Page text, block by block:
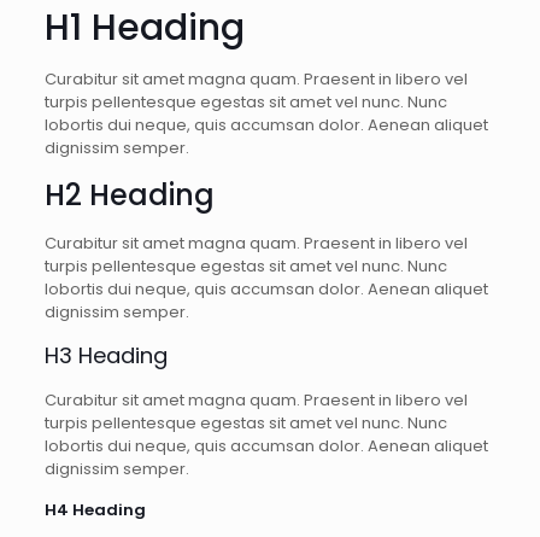
H1 Heading
Curabitur sit amet magna quam. Praesent in libero vel
turpis pellentesque egestas sit amet vel nunc. Nunc
lobortis dui neque, quis accumsan dolor. Aenean aliquet
dignissim semper.
H2 Heading
Curabitur sit amet magna quam. Praesent in libero vel
turpis pellentesque egestas sit amet vel nunc. Nunc
lobortis dui neque, quis accumsan dolor. Aenean aliquet
dignissim semper.
H3 Heading
Curabitur sit amet magna quam. Praesent in libero vel
turpis pellentesque egestas sit amet vel nunc. Nunc
lobortis dui neque, quis accumsan dolor. Aenean aliquet
dignissim semper.
H4 Heading